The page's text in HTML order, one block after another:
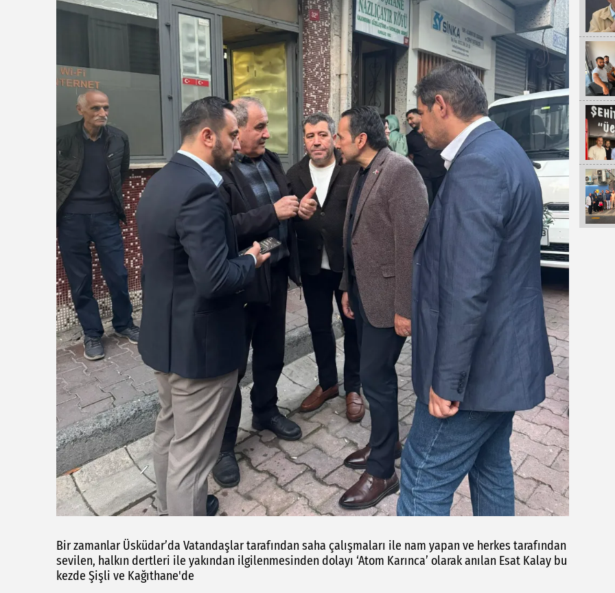
Bir zamanlar Üsküdar’da Vatandaşlar tarafından saha çalışmaları ile nam yapan ve herkes tarafından
sevilen, halkın dertleri ile yakından ilgilenmesinden dolayı ‘Atom Karınca’ olarak anılan Esat Kalay bu
kezde Şişli ve Kağıthane'de